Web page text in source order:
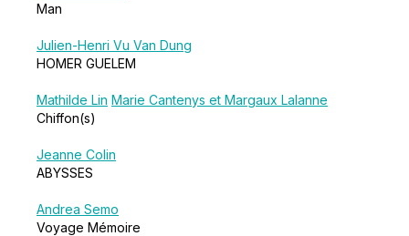
Man
Julien-Henri Vu Van Dung
HOMER GUELEM
Mathilde Lin Marie Cantenys et Margaux Lalanne
Chiffon(s)
Jeanne Colin
ABYSSES
Andrea Semo
Voyage Mémoire